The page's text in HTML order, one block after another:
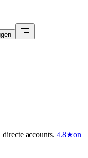
accounts. 4.8★on